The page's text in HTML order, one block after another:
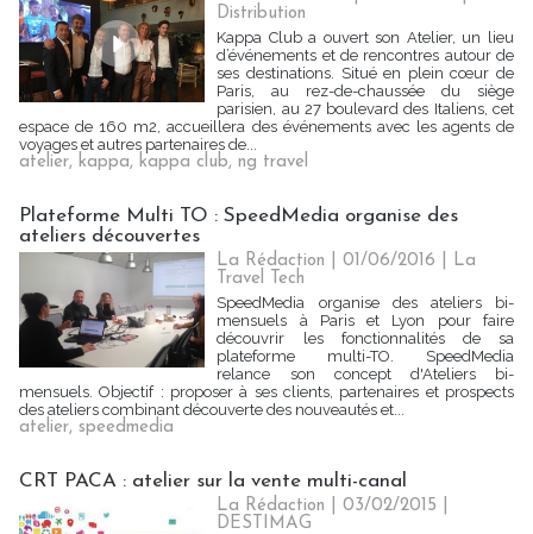
Distribution
Kappa Club a ouvert son Atelier, un lieu
d’événements et de rencontres autour de
ses destinations. Situé en plein cœur de
Paris, au rez-de-chaussée du siège
parisien, au 27 boulevard des Italiens, cet
espace de 160 m2, accueillera des événements avec les agents de
voyages et autres partenaires de...
atelier, kappa, kappa club, ng travel
Plateforme Multi TO : SpeedMedia organise des
ateliers découvertes
La Rédaction | 01/06/2016
La
Travel Tech
SpeedMedia organise des ateliers bi-
mensuels à Paris et Lyon pour faire
découvrir les fonctionnalités de sa
plateforme multi-TO. SpeedMedia
relance son concept d'Ateliers bi-
mensuels. Objectif : proposer à ses clients, partenaires et prospects
des ateliers combinant découverte des nouveautés et...
atelier, speedmedia
CRT PACA : atelier sur la vente multi-­canal
La Rédaction | 03/02/2015
DESTIMAG